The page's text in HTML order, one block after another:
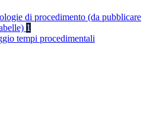
di procedimento (da pubblicare
1
tempi procedimentali